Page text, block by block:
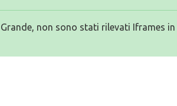
Grande, non sono stati rilevati Iframes